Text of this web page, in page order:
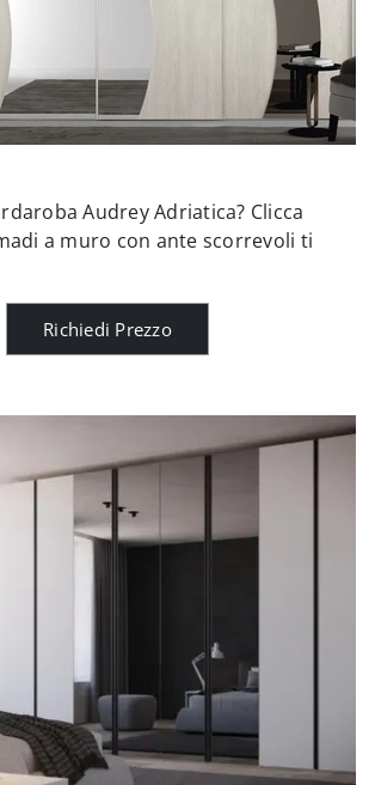
Audrey Adriatica? Clicca
a muro con ante scorrevoli ti
Richiedi Prezzo